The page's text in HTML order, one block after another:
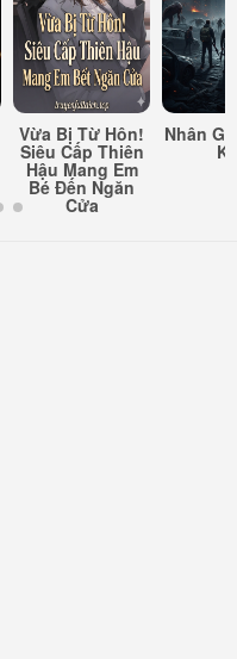
Vừa Bị Từ Hôn!
Siêu Cấp Thiên
Hậu Mang Em
Bé Đến Ngăn
Cửa
Nhân